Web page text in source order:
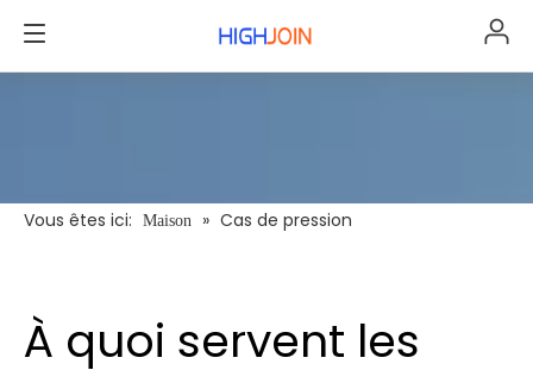
Vous êtes ici: Maison » Cas de pression
À quoi servent les